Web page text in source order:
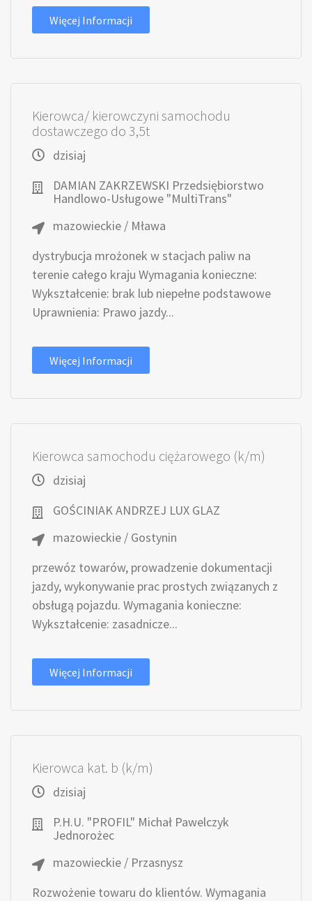
Więcej Informacji
Kierowca/ kierowczyni samochodu
dostawczego do 3,5t
dzisiaj
DAMIAN ZAKRZEWSKI Przedsiębiorstwo
Handlowo-Usługowe "MultiTrans"
mazowieckie / Mława
dystrybucja mrożonek w stacjach paliw na
terenie całego kraju Wymagania konieczne:
Wykształcenie: brak lub niepełne podstawowe
Uprawnienia: Prawo jazdy...
Więcej Informacji
Kierowca samochodu ciężarowego (k/m)
dzisiaj
GOŚCINIAK ANDRZEJ LUX GLAZ
mazowieckie / Gostynin
przewóz towarów, prowadzenie dokumentacji
jazdy, wykonywanie prac prostych związanych z
obsługą pojazdu. Wymagania konieczne:
Wykształcenie: zasadnicze...
Więcej Informacji
Kierowca kat. b (k/m)
dzisiaj
P.H.U. "PROFIL" Michał Pawelczyk
Jednorożec
mazowieckie / Przasnysz
Rozwożenie towaru do klientów. Wymagania